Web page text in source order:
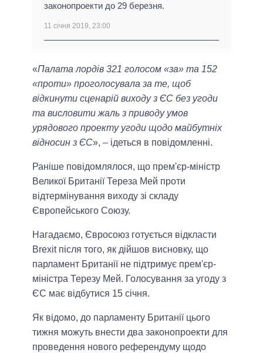
законопроекти до 29 березня.
11 січня 2019, 23:00
«Палата лордів 321 голосом «за» та 152
«проти» проголосувала за те, щоб
відкинути сценарій виходу з ЄС без угоди
та висловити жаль з приводу умов
урядового проекту угоди щодо майбутніх
відносин з ЄС», – ідеться в повідомленні.
Раніше повідомлялося, що прем'єр-міністр
Великої Британії Тереза Мей проти
відтермінування виходу зі складу
Європейського Союзу.
Нагадаємо, Євросоюз готується відкласти
Brexit після того, як дійшов висновку, що
парламент Британії не підтримує прем'єр-
міністра Терезу Мей. Голосування за угоду з
ЄС має відбутися 15 січня.
Як відомо, до парламенту Британії цього
тижня можуть внести два законопроекти для
проведення нового референдуму щодо